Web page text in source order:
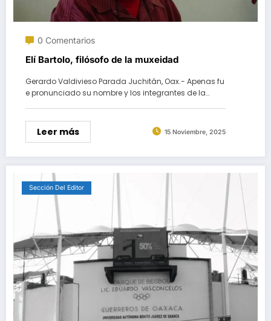
0 Comentarios
Elí Bartolo, filósofo de la muxeidad
Gerardo Valdivieso Parada Juchitán, Oax.- Apenas fu
e pronunciado su nombre y los integrantes de la…
Leer más 15 Noviembre, 2025
Sección Del Editor